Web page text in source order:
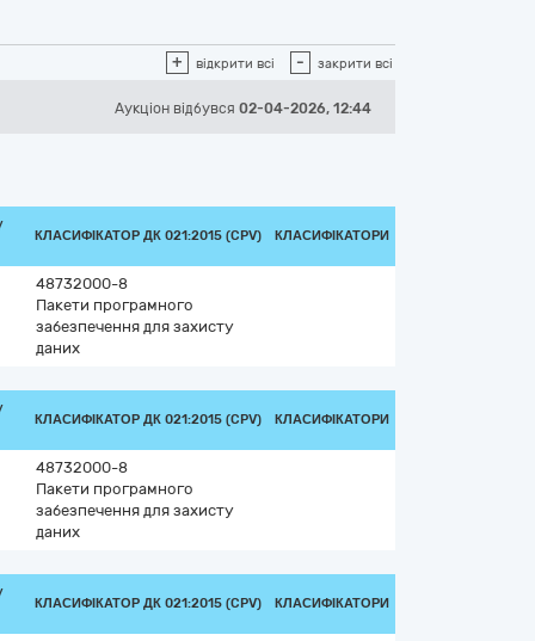
+ відкрити всі - закрити всі
Аукціон відбувся 02-04-2026, 12:44
КЛАСИФІКАТОР ДК 021:2015 (CPV) КЛАСИФІКАТОРИ
48732000-8
Пакети програмного
забезпечення для захисту
даних
КЛАСИФІКАТОР ДК 021:2015 (CPV) КЛАСИФІКАТОРИ
48732000-8
Пакети програмного
забезпечення для захисту
даних
КЛАСИФІКАТОР ДК 021:2015 (CPV) КЛАСИФІКАТОРИ